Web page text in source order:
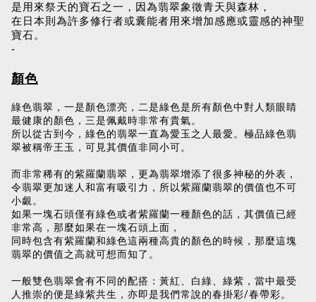
是用來祭天的寶石之一，因為翡翠象徵青天與森林，
在日本則為許多修行者或囊能者用來增加感應或靈感的神聖
寶石。
-
顏色
綠色翡翠，一是顏色漂亮，二是綠色是所有顏色中對人類眼睛
最健康的顏色，三是佩戴時非常有貴氣。
所以從古到今，綠色的翡翠一直為愛玉之人最愛。極品綠色翡
翠被稱帝王玉，可見其價值非同小可。
而非常稀有的紫羅蘭翡翠，更為翡翠增添了很多神秘的外表，
令翡翠更加迷人和富有吸引力，所以紫羅蘭翡翠的價值也不可
小覷。
如果一塊石頭僅有綠色或者紫羅蘭一種顏色的話，其價值已經
非常高，那麼如果在一塊石頭上面，
同時包含有紫羅蘭和綠色這兩種高貴的顏色的時候，那麼這塊
翡翠的價值之高就可想而知了。
一般雙色翡翠會有不同的配搭：黃紅、白綠、綠紫，當中最受
人推崇的便是綠紫共生，亦即是我們常說的春掛彩/春帶彩。